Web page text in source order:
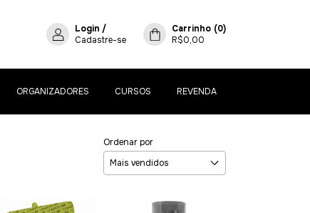
Login /
Cadastre-se
Carrinho (0)
R$0,00
ORGANIZADORES CURSOS REVENDA
Ordenar por